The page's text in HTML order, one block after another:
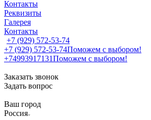
Контакты
Реквизиты
Галерея
Контакты
+7 (929) 572-53-74
+7 (929) 572-53-74Поможем с выбором!
+74993917131Поможем с выбором!
Заказать звонок
Задать вопрос
Ваш город
Россия